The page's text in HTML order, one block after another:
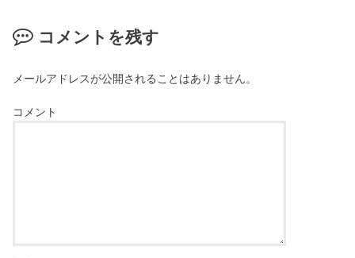
コメントを残す
メールアドレスが公開されることはありません。
コメント